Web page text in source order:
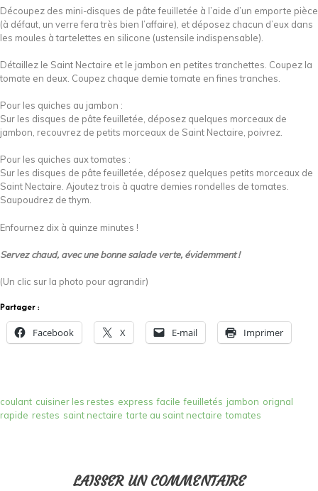
Découpez des mini-disques de pâte feuilletée à l’aide d’un emporte pièce
(à défaut, un verre fera très bien l’affaire), et déposez chacun d’eux dans
les moules à tartelettes en silicone (ustensile indispensable).
Détaillez le Saint Nectaire et le jambon en petites tranchettes. Coupez la
tomate en deux. Coupez chaque demie tomate en fines tranches.
Pour les quiches au jambon :
Sur les disques de pâte feuilletée, déposez quelques morceaux de
jambon, recouvrez de petits morceaux de Saint Nectaire, poivrez.
Pour les quiches aux tomates :
Sur les disques de pâte feuilletée, déposez quelques petits morceaux de
Saint Nectaire. Ajoutez trois à quatre demies rondelles de tomates.
Saupoudrez de thym.
Enfournez dix à quinze minutes !
Servez chaud, avec une bonne salade verte, évidemment !
(Un clic sur la photo pour agrandir)
Partager :
Facebook X E-mail Imprimer
coulant cuisiner les restes express facile feuilletés jambon orignal
rapide restes saint nectaire tarte au saint nectaire tomates
LAISSER UN COMMENTAIRE